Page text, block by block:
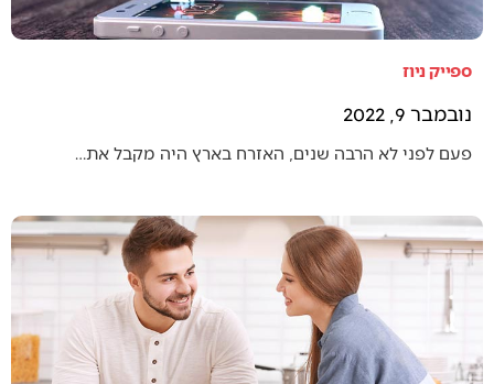
ספייק ניוז
נובמבר 9, 2022
פעם לפני לא הרבה שנים, האזרח בארץ היה מקבל את…